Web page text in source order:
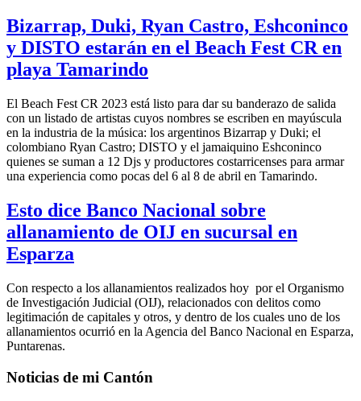
Bizarrap, Duki, Ryan Castro, Eshconinco
y DISTO estarán en el Beach Fest CR en
playa Tamarindo
El Beach Fest CR 2023 está listo para dar su banderazo de salida
con un listado de artistas cuyos nombres se escriben en mayúscula
en la industria de la música: los argentinos Bizarrap y Duki; el
colombiano Ryan Castro; DISTO y el jamaiquino Eshconinco
quienes se suman a 12 Djs y productores costarricenses para armar
una experiencia como pocas del 6 al 8 de abril en Tamarindo.
Esto dice Banco Nacional sobre
allanamiento de OIJ en sucursal en
Esparza
Con respecto a los allanamientos realizados hoy por el Organismo
de Investigación Judicial (OIJ), relacionados con delitos como
legitimación de capitales y otros, y dentro de los cuales uno de los
allanamientos ocurrió en la Agencia del Banco Nacional en Esparza,
Puntarenas.
Noticias de mi Cantón